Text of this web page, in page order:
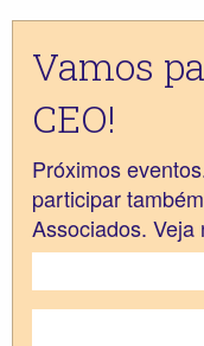
Vamos
CEO!
Próximos
participar
Associados. Veja